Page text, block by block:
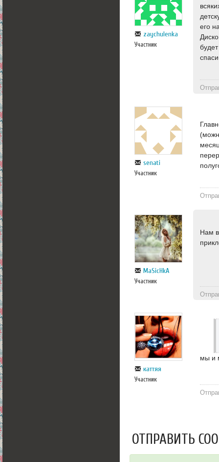
zaychulenka
Участник
его
senati
Участник
MaSicHkA
Участник
Нам
каттяя
Участник
мы и
ОТПРАВИТЬ